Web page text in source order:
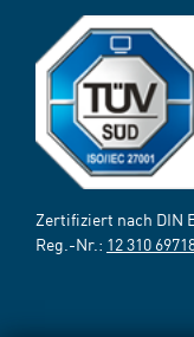
Zertifiziert nach DIN
Reg.-Nr.: 12 310